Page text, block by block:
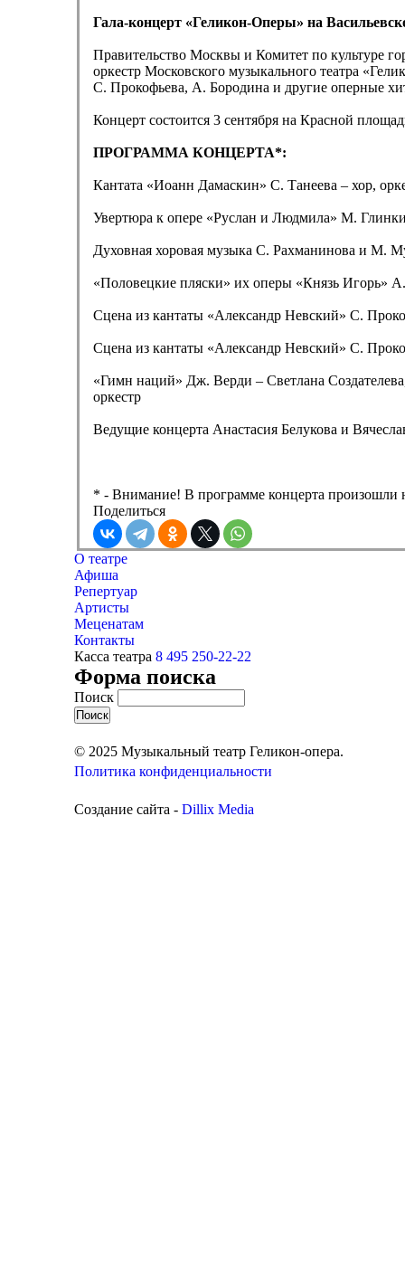
Гала-концерт «Геликон-Оперы» на
Правительство Москвы и Комитет по культуре
оркестр Московского музыкального театра
С. Прокофьева, А. Бородина и другие оперные
Концерт состоится 3 сентября на Красной
ПРОГРАММА КОНЦЕРТА*:
Кантата «Иоанн Дамаскин» С. Танеева – хор,
Увертюра к опере «Руслан и Людмила» М.
Духовная хоровая музыка С. Рахманинова и М.
«Половецкие пляски» их оперы «Князь Игорь»
Сцена из кантаты «Александр Невский» С.
Сцена из кантаты «Александр Невский» С.
«Гимн наций» Дж. Верди – Светлана
оркестр
Ведущие концерта Анастасия Белукова и
* - Внимание! В программе концерта произошли
Поделиться
О театре
Афиша
Репертуар
Артисты
Меценатам
Контакты
Касса театра 8 495 250-22-22
Форма поиска
Поиск
© 2025 Музыкальный театр Геликон-опера.
Политика конфиденциальности
Создание сайта - Dillix Media